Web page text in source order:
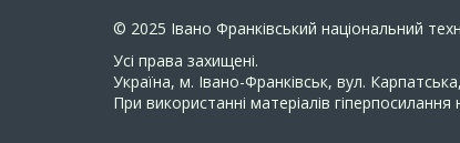
© 2025 Івано Франківський національний
Усi права захищенi.
Україна, м. Івано-Франківськ, вул.
При використанні матеріалів